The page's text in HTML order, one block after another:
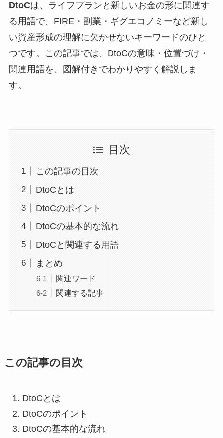
DtoCは、ライフプランと新しいお金の形に関連す
る用語で、FIRE・副業・ギグエコノミーなど新し
い資産形成の理解に欠かせないキーワードのひと
つです。この記事では、DtoCの意味・位置づけ・
関連用語を、図解付きでわかりやすく解説しま
す。
目次
この記事の目次
DtoCとは
DtoCのポイント
DtoCの基本的な流れ
DtoCと関連する用語
まとめ
関連ワード
関連する記事
この記事の目次
DtoCとは
DtoCのポイント
DtoCの基本的な流れ